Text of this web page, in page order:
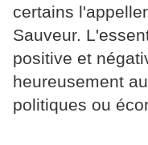
certains
Sauveur.
positive et
heureusement
politiques ou